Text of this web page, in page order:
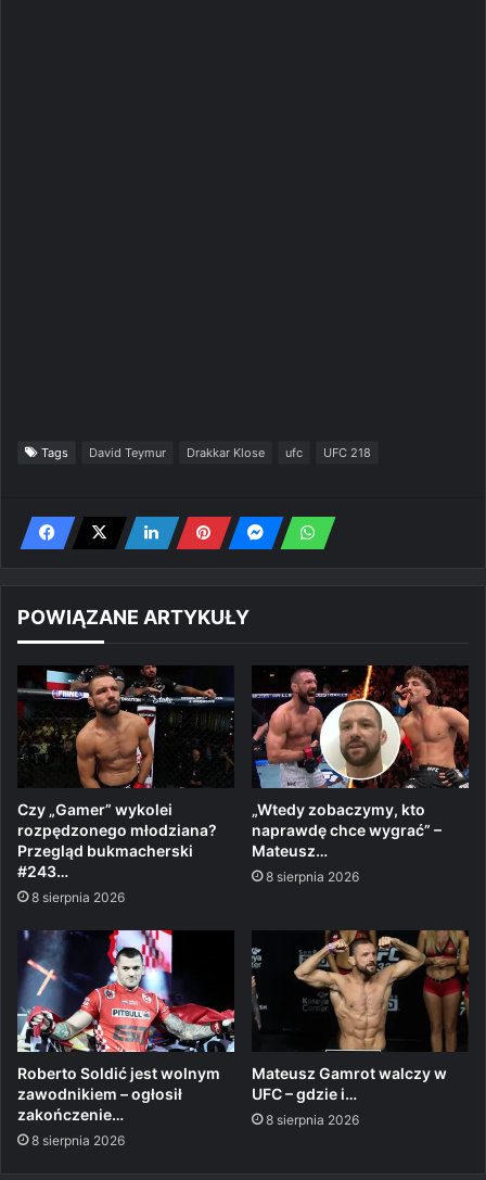
Tags David Teymur Drakkar Klose ufc UFC 218
POWIĄZANE ARTYKUŁY
Czy „Gamer” wykolei
rozpędzonego młodziana?
Przegląd bukmacherski
#243…
8 sierpnia 2026
„Wtedy zobaczymy, kto
naprawdę chce wygrać” –
Mateusz…
8 sierpnia 2026
Roberto Soldić jest wolnym
zawodnikiem – ogłosił
zakończenie…
8 sierpnia 2026
Mateusz Gamrot walczy w
UFC – gdzie i…
8 sierpnia 2026